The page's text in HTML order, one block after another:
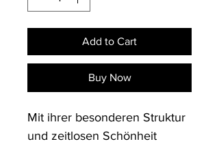
Add to Cart
Buy Now
Mit ihrer besonderen Struktur
und zeitlosen Schönheit